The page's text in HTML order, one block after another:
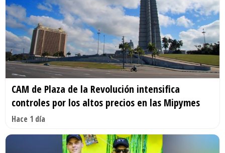
CAM de Plaza de la Revolución intensifica
controles por los altos precios en las Mipymes
Hace 1 día